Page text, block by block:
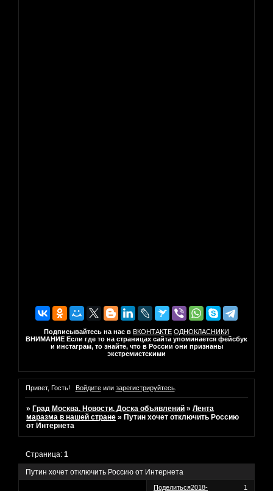
Подписывайтесь на нас в ВКОНТАКТЕ ОДНОКЛАСНИКИ
ВНИМАНИЕ Если где то на страницах сайта упоминается фейсбук
и инстаграм, то знайте, что в России они признаны
экстремистскими
Привет, Гость! Войдитеили зарегистрируйтесь.
» Град Москва. Новости. Доска объявлений »Лента
маразма в нашей стране » Путин хочет отключить Россию
от Интернета
Путин хочет отключить Россию от Интернета
Страница:1
Поделиться 1
2018-